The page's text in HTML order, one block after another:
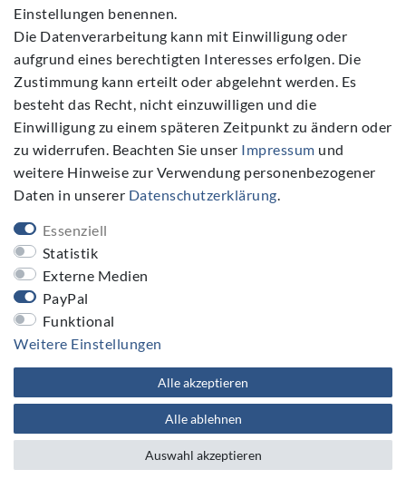
Deutschland heute ✓ Über 100.000
zufriedene Kunden weltweit ✓
Liebevoll handgefertigtes Geschirr
für zuhause ✓ Werksnahe Preise ✓
bis 14 Uhr - Freitags 15 bis 18 Uhr -
Hünenborgstr.17b, 48431 Rheine
Liebevoll handgefertigtes Geschirr
für zuhause ✓ Werksnahe Preise ✓
bis 14 Uhr - Freitags 15 bis 18 Uhr -
Hünenborgstr.17b, 48431 Rheine
-28%
Schale 21,5 x 10,5 cm,
2800 ml – Ceramika
Artystyczna, Bunzlauer
Keramik, handdekoriert,
Obstschale, Salatschale
für das Buffet,
Brötchenkorb,
Dessertschale - Form
214 - Floral Party
Ladenpreis:
69,00 €
-28%
für das Buffet,
Brötchenkorb,
Dessertschale - Form
214 - Harvest
Ladenpreis:
Einstellungen benennen.
Die Datenverarbeitung kann mit Einwilligung oder
aufgrund eines berechtigten Interesses erfolgen. Die
Zustimmung kann erteilt oder abgelehnt werden. Es
besteht das Recht, nicht einzuwilligen und die
Einwilligung zu einem späteren Zeitpunkt zu ändern oder
zu widerrufen. Beachten Sie unser Impressum und
weitere Hinweise zur Verwendung personenbezogener
Daten in unserer Daten­schutz­erklärung.
Essenziell
Statistik
Externe Medien
PayPal
Funktional
Weitere Einstellungen
Alle akzeptieren
Alle ablehnen
Auswahl akzeptieren